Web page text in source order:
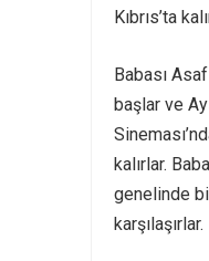
Kıbrıs’ta
Babası
başlar ve
kalırlar.
genelinde
karşılaşırlar.